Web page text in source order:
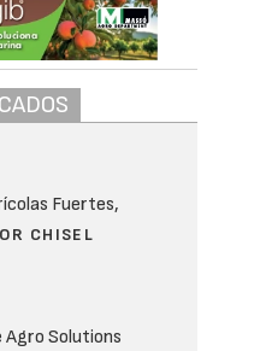
Fuertes,
CHISEL
Agro Solutions